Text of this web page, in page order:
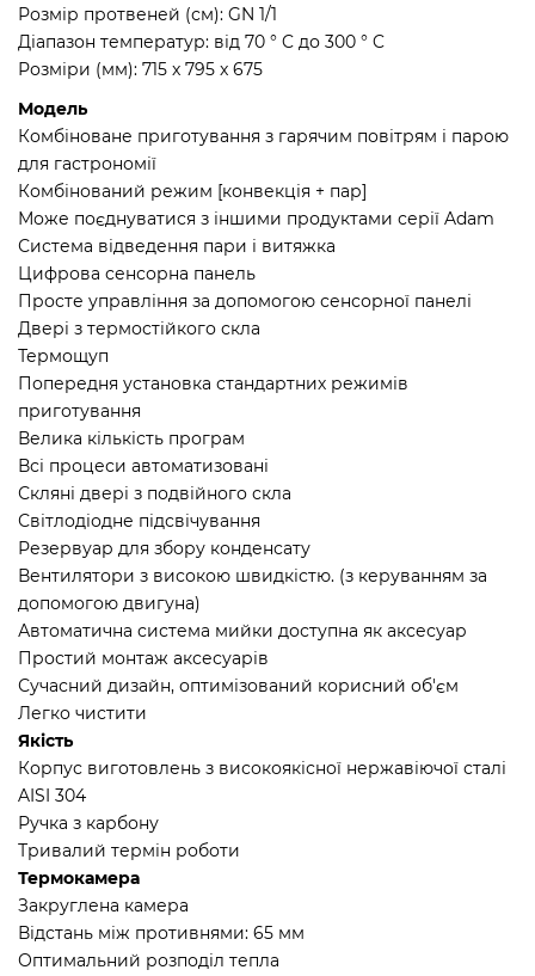
Розмір протвеней (см): GN 1/1
Діапазон температур: від 70 ° C до 300 ° C
Розміри (мм): 715 x 795 x 675
Модель
Комбіноване приготування з гарячим повітрям і парою
для гастрономії
Комбінований режим [конвекція + пар]
Може поєднуватися з іншими продуктами серії Adam
Система відведення пари і витяжка
Цифрова сенсорна панель
Просте управління за допомогою сенсорної панелі
Двері з термостійкого скла
Термощуп
Попередня установка стандартних режимів
приготування
Велика кількість програм
Всі процеси автоматизовані
Скляні двері з подвійного скла
Світлодіодне підсвічування
Резервуар для збору конденсату
Вентилятори з високою швидкістю. (з керуванням за
допомогою двигуна)
Автоматична система мийки доступна як аксесуар
Простий монтаж аксесуарів
Сучасний дизайн, оптимізований корисний об'єм
Легко чистити
Якість
Корпус виготовлень з високоякісної нержавіючої сталі
AISI 304
Ручка з карбону
Тривалий термін роботи
Термокамера
Закруглена камера
Відстань між противнями: 65 мм
Оптимальний розподіл тепла